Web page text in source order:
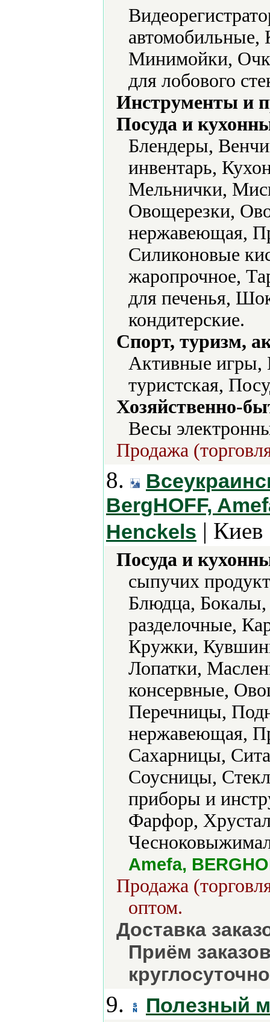
автомобильные,
Минимойки,
для лобового
Инструменты и
Посуда и
Блендеры,
инвентарь,
Мельнички,
Овощерезки,
нержавеющая,
Силиконовые
жаропрочное,
для печенья,
кондитерские.
Спорт, туризм,
Активные игры,
туристская,
Хозяйственно-
Весы
Продажа
8.
BergHOFF,
Henckels |
Посуда и
сыпучих
Блюдца,
разделочные,
Кружки,
Лопатки,
консервные,
Перечницы,
нержавеющая,
Сахарницы,
Соусницы,
приборы и
Фарфор,
Amefa,
Продажа
оптом.
Доставка
Приём
9. Полезный